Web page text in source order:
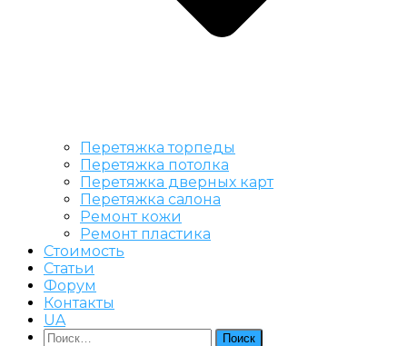
Перетяжка торпеды
Перетяжка потолка
Перетяжка дверных карт
Перетяжка салона
Ремонт кожи
Ремонт пластика
Стоимость
Статьи
Форум
Контакты
UA
Найти: